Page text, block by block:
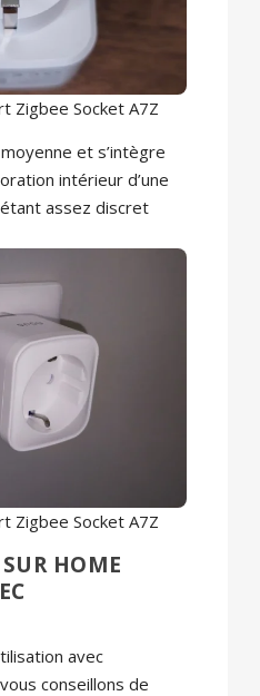
Zigbee Socket A7Z
et s’intègre
intérieur d’une
assez discret
Zigbee Socket A7Z
HOME
avec
conseillons de